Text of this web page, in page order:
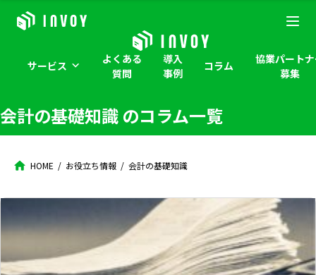
サービス
よくある
質問
導入
事例
コラム
協業パート
募集
会計の基礎知識 のコラム一覧
HOME お役立ち情報 会計の基礎知識